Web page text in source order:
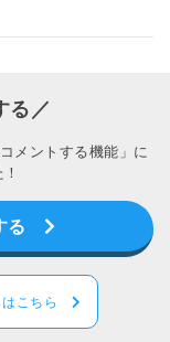
る／
メントする機能」に
る
はこちら